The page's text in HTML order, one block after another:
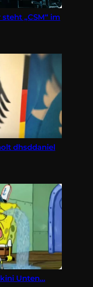
„CSM“ im
dhsddaniel
Unten…